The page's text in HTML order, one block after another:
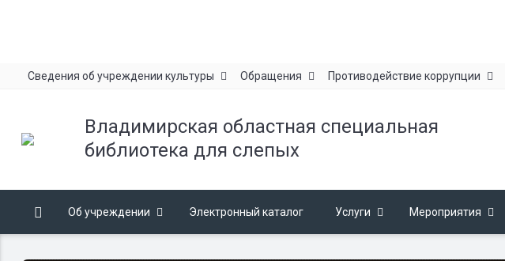
Сведения об учреждении культуры Обращения Противодействие коррупции
Владимирская областная специальная
библиотека для слепых
Об учреждении Электронный каталог Услуги Мероприятия